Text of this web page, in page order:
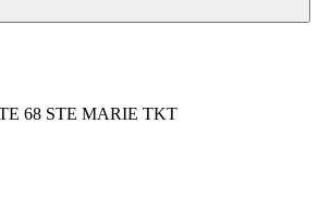
68 STE MARIE TKT